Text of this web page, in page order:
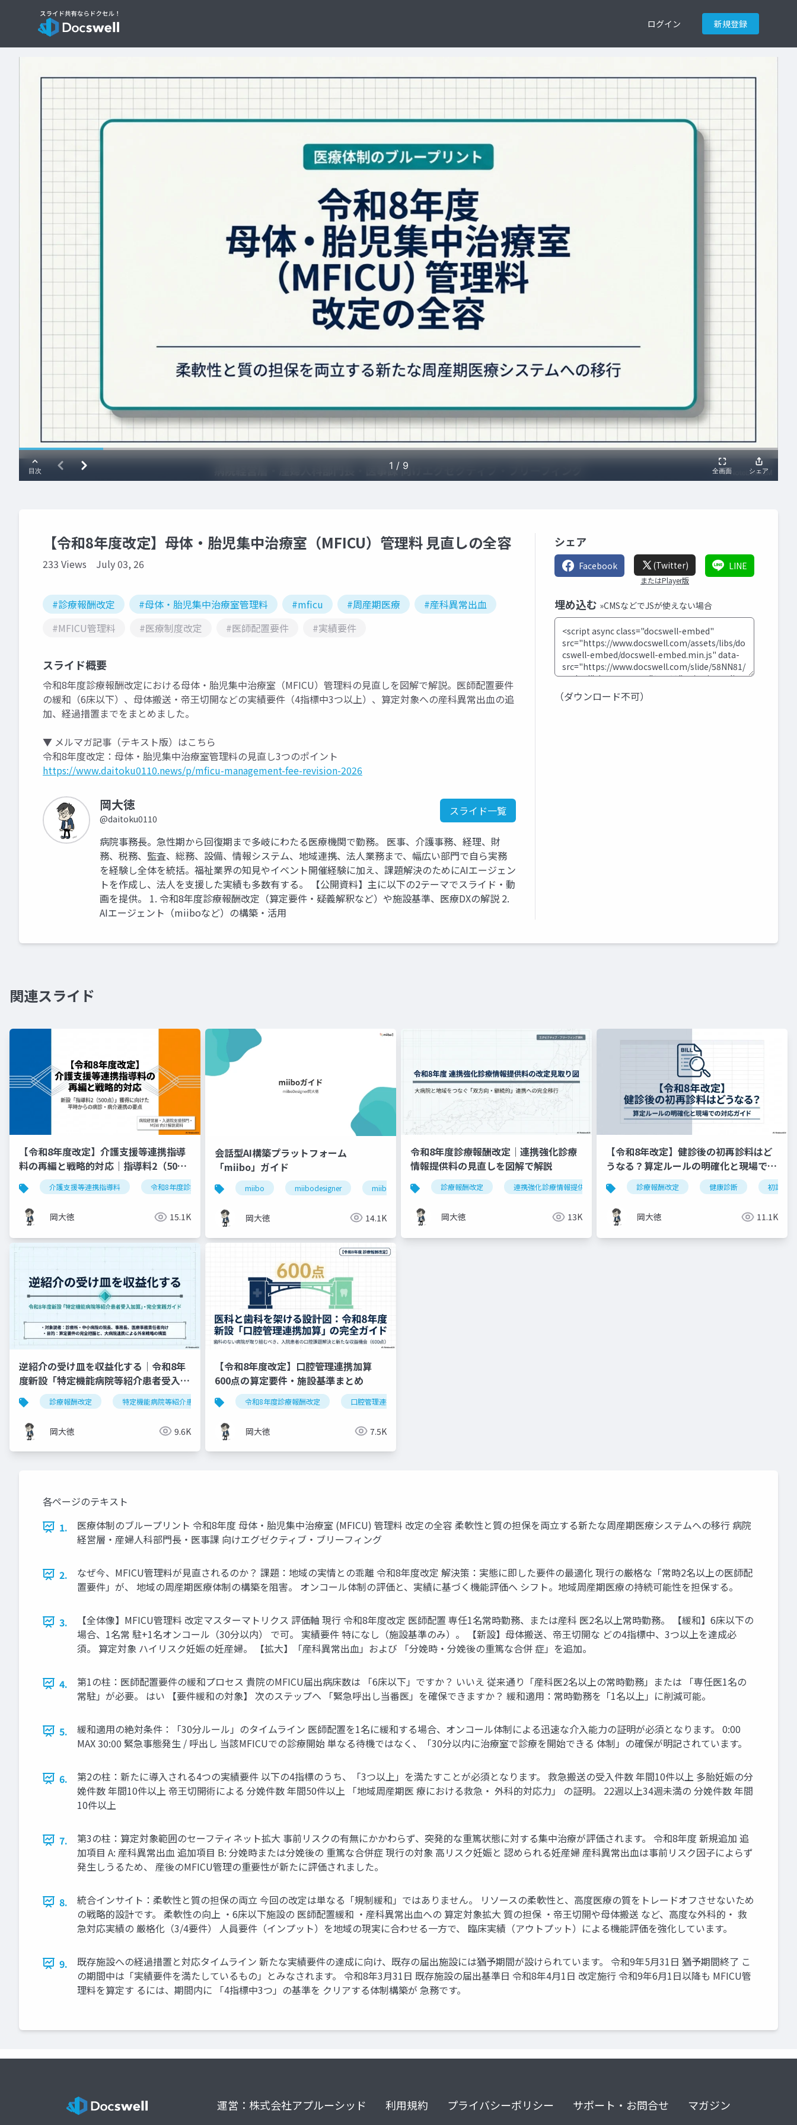
ログイン 新規登録
【令和8年度改定】母体・胎児集中治療室（MFICU）管理料 見直しの全容
233 Views July 03, 26
#診療報酬改定 #母体・胎児集中治療室管理料 #mficu #周産期医療
#産科異常出血
#MFICU管理料
#医療制度改定 #医師配置要件 #実績要件
スライド概要
令和8年度診療報酬改定における母体・胎児集中治療室（MFICU）管理料の見直しを図解で解説。医師配置要件
の緩和（6床以下）、母体搬送・帝王切開などの実績要件（4指標中3つ以上）、算定対象への産科異常出血の追
加、経過措置までをまとめました。
▼ メルマガ記事（テキスト版）はこちら
令和8年度改定：母体・胎児集中治療室管理料の見直し3つのポイント
https://www.daitoku0110.news/p/mficu-management-fee-revision-2026
岡大徳
@daitoku0110
スライド一覧
病院事務長。急性期から回復期まで多岐にわたる医療機関で勤務。 医事、介護事務、経理、財
務、税務、監査、総務、設備、情報システム、地域連携、法人業務まで、幅広い部門で自ら実務
を経験し全体を統括。福祉業界の知見やイベント開催経験に加え、課題解決のためにAIエージェン
トを作成し、法人を支援した実績も多数有する。 【公開資料】主に以下の2テーマでスライド・動
画を提供。 1. 令和8年度診療報酬改定（算定要件・疑義解釈など）や施設基準、医療DXの解説 2.
AIエージェント（miiboなど）の構築・活用
シェア
Facebook (Twitter)
またはPlayer版
LINE
埋め込む »CMSなどでJSが使えない場合
（ダウンロード不可）
関連スライド
【令和8年度改定】介護支援等連携指導
料の再編と戦略的対応｜指導料2（500
点）の要件整理
介護支援等連携指導料 令和8年度診療報酬改定 入退院支援 ケアマネジャー連携 医療介護連携
岡大徳 15.1K
会話型AI構築プラットフォーム
「miibo」ガイド
miibo miibodesigner miiboガイド miiboマニュアル
岡大徳 14.1K
令和8年度診療報酬改定｜連携強化診療
情報提供料の見直しを図解で解説
診療報酬改定 連携強化診療情報提供料 令和8年度 外来機能分化 かかりつけ
岡大徳 13K
【令和8年改定】健診後の初再診料はど
うなる？算定ルールの明確化と現場での
対応ガイド診療報酬改定 健康診断 初診料
岡大徳 11.1K
逆紹介の受け皿を収益化する｜令和8年
度新設「特定機能病院等紹介患者受入加
算」完全実践ガイド
診療報酬改定 特定機能病院等紹介患者受入加算 逆紹介 外来機能分化 クリニック経営
岡大徳 9.6K
【令和8年度改定】口腔管理連携加算
600点の算定要件・施設基準まとめ
令和8年度診療報酬改定 口腔管理連携加算
岡大徳 7.5K
各ページのテキスト
1.
医療体制のブループリント 令和8年度 母体・胎児集中治療室 (MFICU) 管理料 改定の全容 柔軟性と質の担保を両立する新たな周産期医療システムへの移行 病院
経営層・産婦人科部門長・医事課 向けエグゼクティブ・ブリーフィング
2.
なぜ今、MFICU管理料が見直されるのか？ 課題：地域の実情との乖離 令和8年度改定 解決策：実態に即した要件の最適化 現行の厳格な「常時2名以上の医師配
置要件」が、 地域の周産期医療体制の構築を阻害。 オンコール体制の評価と、実績に基づく機能評価へ シフト。地域周産期医療の持続可能性を担保する。
3.
【全体像】MFICU管理料 改定マスターマトリクス 評価軸 現行 令和8年度改定 医師配置 専任1名常時勤務、または産科 医2名以上常時勤務。 【緩和】6床以下の
場合、1名常 駐+1名オンコール（30分以内） で可。 実績要件 特になし（施設基準のみ）。 【新設】母体搬送、帝王切開な どの4指標中、3つ以上を達成必
須。 算定対象 ハイリスク妊娠の妊産婦。 【拡大】「産科異常出血」および 「分娩時・分娩後の重篤な合併 症」を追加。
4.
第1の柱：医師配置要件の緩和プロセス 貴院のMFICU届出病床数は 「6床以下」ですか？ いいえ 従来通り「産科医2名以上の常時勤務」または 「専任医1名の
常駐」が必要。 はい 【要件緩和の対象】 次のステップへ 「緊急呼出し当番医」を確保できますか？ 緩和適用：常時勤務を「1名以上」に削減可能。
5.
緩和適用の絶対条件：「30分ルール」のタイムライン 医師配置を1名に緩和する場合、オンコール体制による迅速な介入能力の証明が必須となります。 0:00
MAX 30:00 緊急事態発生 / 呼出し 当該MFICUでの診療開始 単なる待機ではなく、「30分以内に治療室で診療を開始できる 体制」の確保が明記されています。
6.
第2の柱：新たに導入される4つの実績要件 以下の4指標のうち、「3つ以上」を満たすことが必須となります。 救急搬送の受入件数 年間10件以上 多胎妊娠の分
娩件数 年間10件以上 帝王切開術による 分娩件数 年間50件以上 「地域周産期医 療における救急・ 外科的対応力」 の証明。 22週以上34週未満の 分娩件数 年間
10件以上
7.
第3の柱：算定対象範囲のセーフティネット拡大 事前リスクの有無にかかわらず、突発的な重篤状態に対する集中治療が評価されます。 令和8年度 新規追加 追
加項目 A: 産科異常出血 追加項目 B: 分娩時または分娩後の 重篤な合併症 現行の対象 高リスク妊娠と 認められる妊産婦 産科異常出血は事前リスク因子によらず
発生しうるため、 産後のMFICU管理の重要性が新たに評価されました。
8.
統合インサイト：柔軟性と質の担保の両立 今回の改定は単なる「規制緩和」ではありません。 リソースの柔軟性と、高度医療の質をトレードオフさせないため
の戦略的設計です。 柔軟性の向上 ・6床以下施設の 医師配置緩和 ・産科異常出血への 算定対象拡大 質の担保 ・帝王切開や母体搬送 など、高度な外科的・ 救
急対応実績の 厳格化（3/4要件） 人員要件（インプット）を地域の現実に合わせる一方で、 臨床実績（アウトプット）による機能評価を強化しています。
9.
既存施設への経過措置と対応タイムライン 新たな実績要件の達成に向け、既存の届出施設には猶予期間が設けられています。 令和9年5月31日 猶予期間終了 こ
の期間中は「実績要件を満たしているもの」とみなされます。 令和8年3月31日 既存施設の届出基準日 令和8年4月1日 改定施行 令和9年6月1日以降も MFICU管
理料を算定す るには、期間内に 「4指標中3つ」の基準を クリアする体制構築が 急務です。
運営：株式会社アプルーシッド 利用規約 プライバシーポリシー サポート・お問合せ マガジン